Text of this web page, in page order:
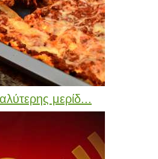
μερίδ...